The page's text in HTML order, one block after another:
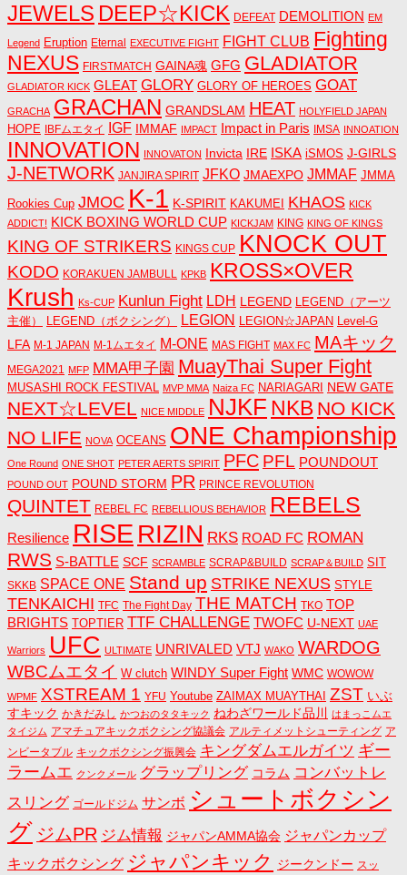
JEWELS DEEP☆KICK DEFEAT DEMOLITION EM
Legend Eruption Eternal EXECUTIVE FIGHT FIGHT CLUB Fighting
NEXUS FIRSTMATCH GAINA魂 GFG GLADIATOR
GLADIATOR KICK GLEAT GLORY GLORY OF HEROES GOAT
GRACHA GRACHAN GRANDSLAM HEAT HOLYFIELD JAPAN
HOPE IBFムエタイ IGF IMMAF IMPACT Impact in Paris IMSA INNOATION
INNOVATION INNOVATON Invicta IRE ISKA iSMOS J-GIRLS
J-NETWORK JANJIRA SPIRIT JFKO JMAEXPO JMMAF JMMA
Rookies Cup JMOC K-1 K-SPIRIT KAKUMEI KHAOS KICK
ADDICT! KICK BOXING WORLD CUP KICKJAM KING KING OF KINGS
KING OF STRIKERS KINGS CUP KNOCK OUT
KODO KORAKUEN JAMBULL KPKB KROSS×OVER
Krush Ks-CUP Kunlun Fight LDH LEGEND LEGEND（アーツ
主催）
LEGEND（ボクシング） LEGION LEGION☆JAPAN Level-G
LFA M-1 JAPAN M-1ムエタイ M-ONE MAS FIGHT MAX FC MAキック
MEGA2021 MFP MMA甲子園 MuayThai Super Fight
MUSASHI ROCK FESTIVAL MVP MMA Naiza FC NARIAGARI NEW GATE
NEXT☆LEVEL NICE MIDDLE NJKF NKB NO KICK
NO LIFE NOVA OCEANS ONE Championship
One Round ONE SHOT PETER AERTS SPIRIT PFC PFL POUNDOUT
POUND OUT POUND STORM PR PRINCE REVOLUTION
QUINTET REBEL FC REBELLIOUS BEHAVIOR REBELS
Resilience RISE RIZIN RKS ROAD FC ROMAN
RWS S-BATTLE SCF SCRAMBLE SCRAP&BUILD SCRAP＆BUILD SIT
SKKB SPACE ONE Stand up STRIKE NEXUS STYLE
TENKAICHI TFC The Fight Day THE MATCH TKO TOP
BRIGHTS TOPTIER TTF CHALLENGE TWOFC U-NEXT UAE
Warriors UFC ULTIMATE UNRIVALED VTJ WAKO WARDOG
WBCムエタイ W clutch WINDY Super Fight WMC WOWOW
WPMF XSTREAM 1 YFU Youtube ZAIMAX MUAYTHAI ZST いぶ
すキック かきだみし かつおのタタキック ねわざワールド品川
はまっこムエ
タイジム アマチュアキックボクシング協議会 アルティメットシューティング ア
ンビータブル キックボクシング振興会 キングダムエルガイツ ギー
ラームエ クンクメール グラップリング コラム コンバットレ
スリング ゴールドジム サンボ シュートボクシン
グ ジムPR ジム情報 ジャパンAMMA協会 ジャパンカップ
キックボクシング ジャパンキック ジークンドー スッ